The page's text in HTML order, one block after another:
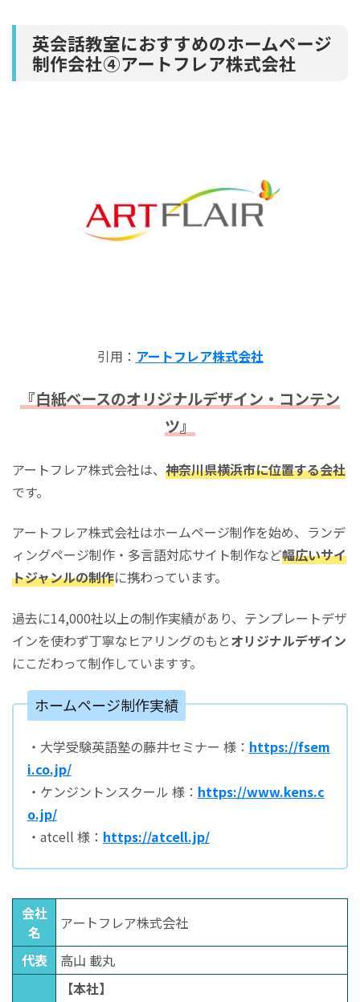
英会話教室におすすめのホームページ
制作会社④アートフレア株式会社
引用： アートフレア株式会社
『白紙ベースのオリジナルデザイン・コンテン
ツ』
アートフレア株式会社は、 神奈川県横浜市に位置する会社
です。
アートフレア株式会社はホームページ制作を始め、ランデ
ィングページ制作・多言語対応サイト制作など幅広いサイ
トジャンルの制作に携わっています。
過去に14,000社以上の制作実績があり、テンプレートデザ
インを使わず丁寧なヒアリングのもとオリジナルデザイン
にこだわって制作していますす。
ホームページ制作実績
・大学受験英語塾の藤井セミナー 様： https://fsem
i.co.jp/
・ケンジントンスクール 様： https://www.kens.c
o.jp/
・atcell 様： https://atcell.jp/
会社
名
アートフレア株式会社
代表
高山 載丸
【本社】